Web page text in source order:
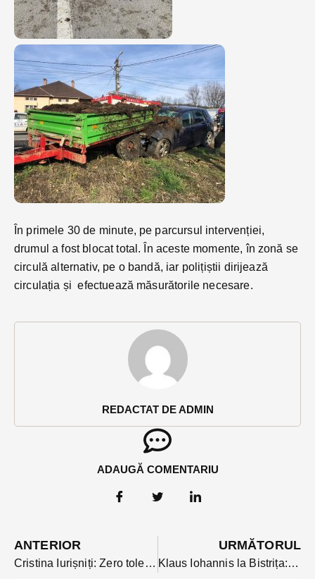
REDACTAT DE ADMIN
ADAUGĂ COMENTARIU
În primele 30 de minute, pe parcursul intervenției,
drumul a fost blocat total. În aceste momente, în zonă se
circulă alternativ, pe o bandă, iar polițiștii dirijează
circulația și efectuează măsurătorile necesare.
ANTERIOR
Cristina Iurișniți: Zero toleranţă pentru violenţă verbală, hărțuire și mesaje discriminatorii adresate femeilor în spaţiul public
URMĂTORUL
Klaus Iohannis la Bistrița: ”eu nu sunt cu PSD-ul într-o competiție electorală, eu sunt cu PSD-ul în război” VIDEO